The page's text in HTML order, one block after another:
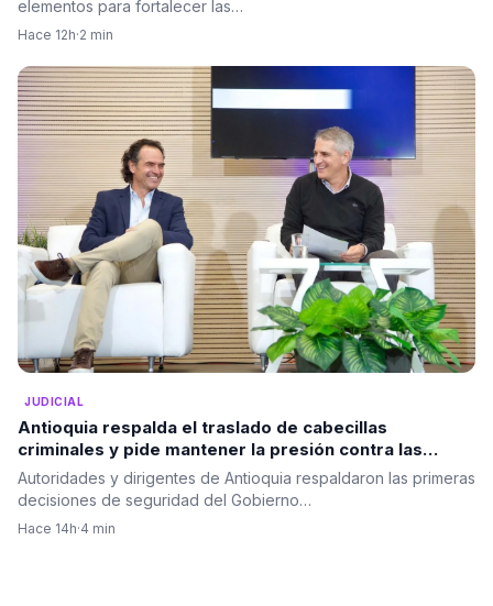
elementos para fortalecer las…
Hace 12h·2 min
JUDICIAL
Antioquia respalda el traslado de cabecillas
criminales y pide mantener la presión contra las
estructuras ilegales
Autoridades y dirigentes de Antioquia respaldaron las primeras
decisiones de seguridad del Gobierno…
Hace 14h·4 min